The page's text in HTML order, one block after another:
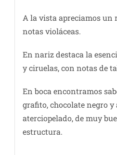
A la vista apreciamos un
notas violáceas.
En nariz destaca la
y ciruelas, con notas de
En boca encontramos
grafito, chocolate negro y
aterciopelado, de muy
estructura.